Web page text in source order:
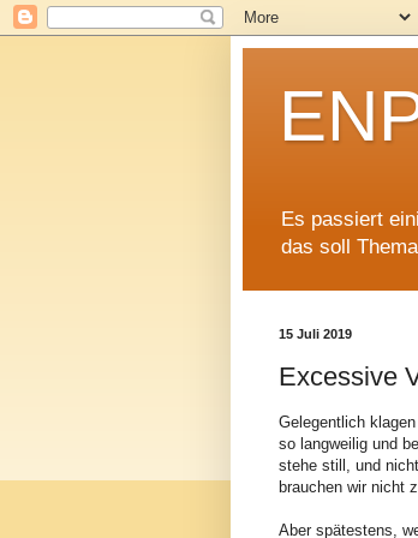
Es passiert
das soll
15 Juli 2019
Excessive
Gelegentlich
so langweilig und
stehe still, und
brauchen wir nicht
Aber spätestens,